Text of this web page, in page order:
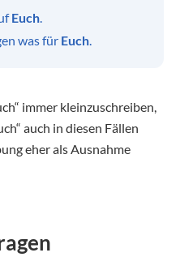
Euch.
was für Euch.
immer kleinzuschreiben,
auch in diesen Fällen
eher als Ausnahme